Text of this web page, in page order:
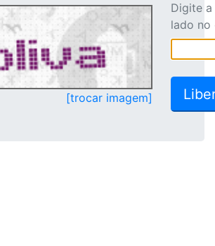
[trocar imagem]
Digite
lado no